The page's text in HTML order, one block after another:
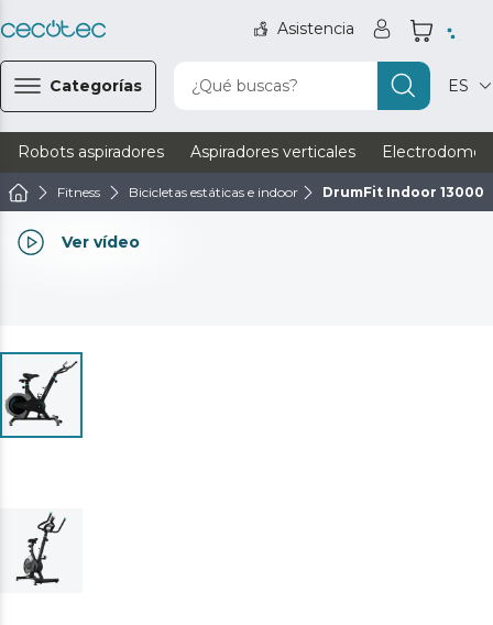
Asistencia
Categorías ¿Qué buscas? ES
Robots aspiradores Aspiradores verticales
Fitness Bicicletas estáticas e indoor DrumFit Indoor 13000
Ver vídeo